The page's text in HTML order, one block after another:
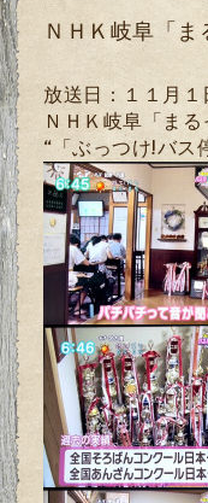
ＮＨＫ岐阜「
放送日：１１月１
ＮＨＫ岐阜「まる
“「ぶっつけ!バス